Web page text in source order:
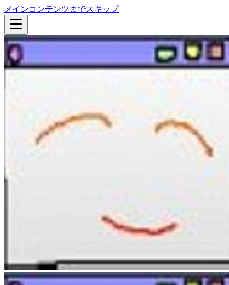
メインコンテンツまでスキップ